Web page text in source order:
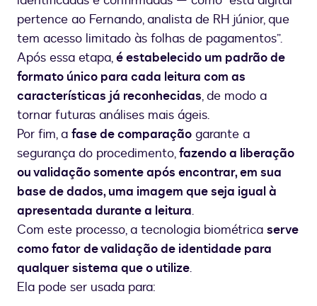
pertence ao Fernando, analista de RH júnior, que
tem acesso limitado às folhas de pagamentos”.
Após essa etapa,é estabelecido um padrão de
formato único para cada leitura com as
características já reconhecidas, de modo a
tornar futuras análises mais ágeis.
Por fim, a fase de comparação garante a
segurança do procedimento,fazendo a liberação
ou validação somente após encontrar, em sua
base de dados, uma imagem que seja igual à
apresentada durante a leitura.
Com este processo, a tecnologia biométrica serve
como fator de validação de identidade para
qualquer sistema que o utilize.
Ela pode ser usada para: